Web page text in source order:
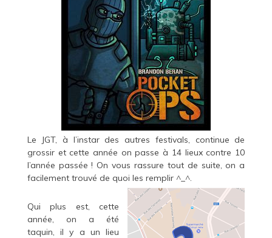
Le JGT, à l’instar des autres festivals, continue de
grossir et cette année on passe à 14 lieux contre 10
l’année passée ! On vous rassure tout de suite, on a
facilement trouvé de quoi les remplir ^_^.
Qui plus est, cette
année, on a été
taquin, il y a un lieu